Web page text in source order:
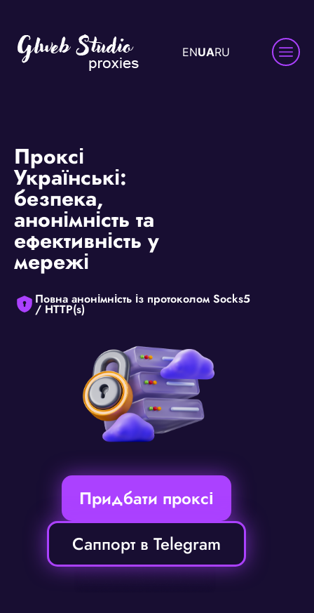
ENUARU
Проксі
Українські:
безпека,
анонімність та
ефективність у
мережі
Повна анонімність із протоколом Socks5
/ HTTP(s)
Придбати проксі
Саппорт в Telegram